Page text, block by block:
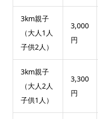
3km親子
（大人1人
子供2人）
3,000
円
3km親子
（大人2人
子供1人）
3,300
円